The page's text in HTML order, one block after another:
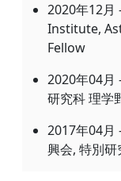
2020年12月
Institute,
Fellow
2020年04月
研究科 理学
2017年04月
興会, 特別研